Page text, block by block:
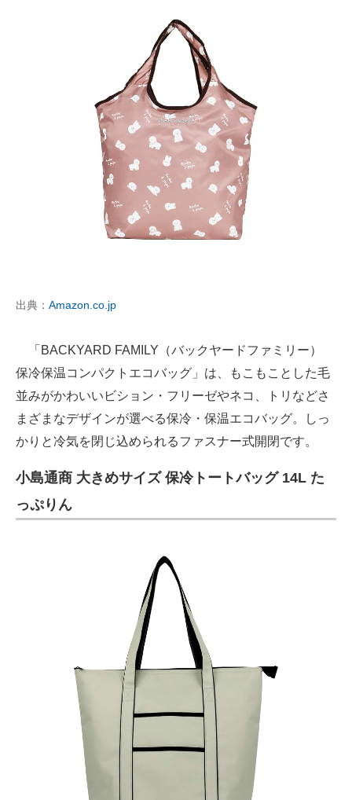
出典： Amazon.co.jp
「BACKYARD FAMILY（バックヤードファミリー）
保冷保温コンパクトエコバッグ」は、もこもことした毛
並みがかわいいビション・フリーゼやネコ、トリなどさ
まざまなデザインが選べる保冷・保温エコバッグ。しっ
かりと冷気を閉じ込められるファスナー式開閉です。
小島通商 大きめサイズ 保冷トートバッグ 14L た
っぷりん